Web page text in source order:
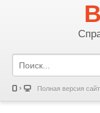
Полная версия